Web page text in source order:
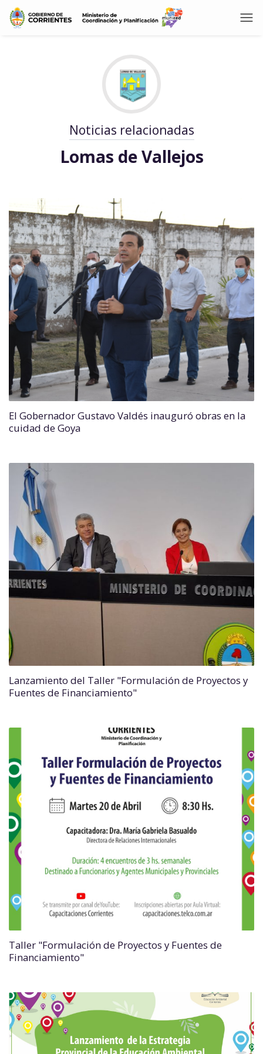
Noticias relacionadas
Lomas de Vallejos
El Gobernador Gustavo Valdés inauguró obras en la
cuidad de Goya
Lanzamiento del Taller "Formulación de Proyectos y
Fuentes de Financiamiento"
Taller "Formulación de Proyectos y Fuentes de
Financiamiento"